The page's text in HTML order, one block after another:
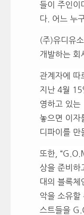
들이 주인이
다. 어느 누
(주)유디유
개발하는 회
관계자에 따
지난 4월 15
영하고 있는
놓으면 이자
디파이를 만
또한,
상을 준비하
대의 블록체
악을 소유할
스트들을